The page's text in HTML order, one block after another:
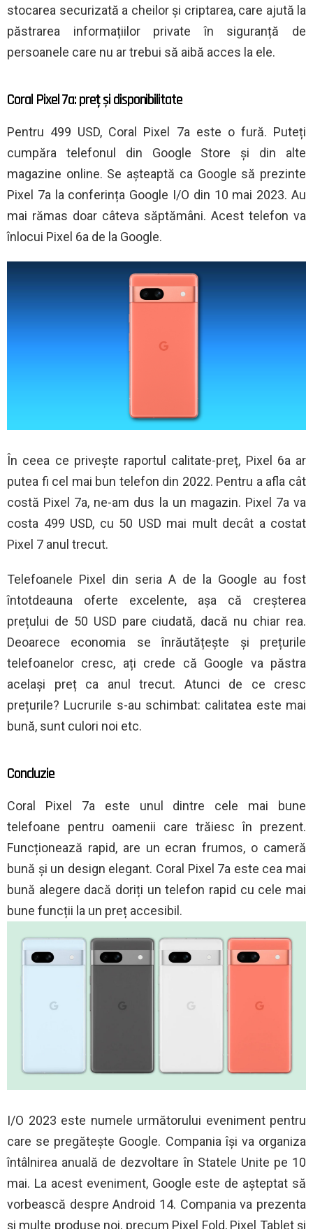
stocarea securizată a cheilor și criptarea, care ajută la
păstrarea informațiilor private în siguranță de
persoanele care nu ar trebui să aibă acces la ele.
Coral Pixel 7a: preț și disponibilitate
Pentru 499 USD, Coral Pixel 7a este o fură. Puteți
cumpăra telefonul din Google Store și din alte
magazine online. Se așteaptă ca Google să prezinte
Pixel 7a la conferința Google I/O din 10 mai 2023. Au
mai rămas doar câteva săptămâni. Acest telefon va
înlocui Pixel 6a de la Google.
În ceea ce privește raportul calitate-preț, Pixel 6a ar
putea fi cel mai bun telefon din 2022. Pentru a afla cât
costă Pixel 7a, ne-am dus la un magazin. Pixel 7a va
costa 499 USD, cu 50 USD mai mult decât a costat
Pixel 7 anul trecut.
Telefoanele Pixel din seria A de la Google au fost
întotdeauna oferte excelente, așa că creșterea
prețului de 50 USD pare ciudată, dacă nu chiar rea.
Deoarece economia se înrăutățește și prețurile
telefoanelor cresc, ați crede că Google va păstra
același preț ca anul trecut. Atunci de ce cresc
prețurile? Lucrurile s-au schimbat: calitatea este mai
bună, sunt culori noi etc.
Concluzie
Coral Pixel 7a este unul dintre cele mai bune
telefoane pentru oamenii care trăiesc în prezent.
Funcționează rapid, are un ecran frumos, o cameră
bună și un design elegant. Coral Pixel 7a este cea mai
bună alegere dacă doriți un telefon rapid cu cele mai
bune funcții la un preț accesibil.
I/O 2023 este numele următorului eveniment pentru
care se pregătește Google. Compania își va organiza
întâlnirea anuală de dezvoltare în Statele Unite pe 10
mai. La acest eveniment, Google este de așteptat să
vorbească despre Android 14. Compania va prezenta
și multe produse noi, precum Pixel Fold, Pixel Tablet și